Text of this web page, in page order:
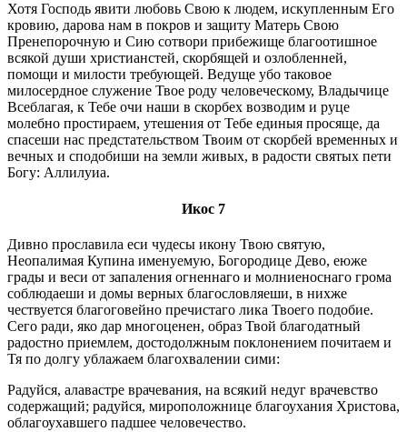
Хотя Господь явити любовь Свою к людем, искупленным Его
кровию, дарова нам в покров и защиту Матерь Свою
Пренепорочную и Сию сотвори прибежище благоотишное
всякой души христианстей, скорбящей и озлобленней,
помощи и милости требующей. Ведуще убо таковое
милосердное служение Твое роду человеческому, Владычице
Всеблагая, к Тебе очи наши в скорбех возводим и руце
молебно простираем, утешения от Тебе единыя просяще, да
спасеши нас предстательством Твоим от скорбей временных и
вечных и сподобиши на земли живых, в радости святых пети
Богу: Аллилуиа.
Икос 7
Дивно прославила еси чудесы икону Твою святую,
Неопалимая Купина именуемую, Богородице Дево, еюже
грады и веси от запаления огненнаго и молниеноснаго грома
соблюдаеши и домы верных благословляеши, в нихже
чествуется благоговейно пречистаго лика Твоего подобие.
Сего ради, яко дар многоценен, образ Твой благодатный
радостно приемлем, достодолжным поклонением почитаем и
Тя по долгу ублажаем благохвалении сими:
Радуйся, алавастре врачевания, на всякий недуг врачевство
содержащий; радуйся, мироположнице благоухания Христова,
облагоухавшего падшее человечество.